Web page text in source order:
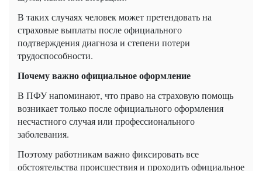
В таких случаях человек может претендовать на
страховые выплаты после официального
подтверждения диагноза и степени потери
трудоспособности.
Почему важно официальное оформление
В ПФУ напоминают, что право на страховую помощь
возникает только после официального оформления
несчастного случая или профессионального
заболевания.
Поэтому работникам важно фиксировать все
обстоятельства происшествия и проходить официальное